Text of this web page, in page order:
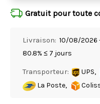
Gratuit pour toute
Livraison: 10/08/2026
80.8% ≤ 7 jours
Transporteur: UPS,
La Poste,